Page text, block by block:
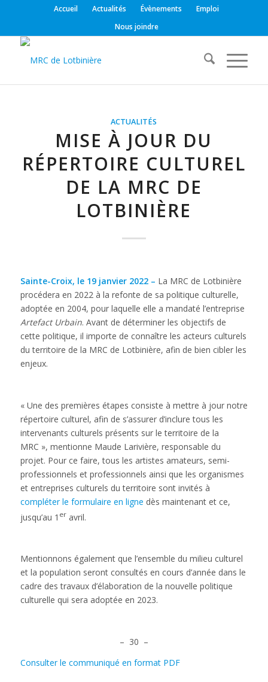
Accueil Actualités Évènements
Emploi
Nous joindre
ACTUALITÉS
MISE À JOUR DU
RÉPERTOIRE CULTUREL
DE LA MRC DE
LOTBINIÈRE
Sainte-Croix, le 19 janvier 2022 – La MRC de Lotbinière
procédera en 2022 à la refonte de sa politique culturelle,
adoptée en 2004, pour laquelle elle a mandaté l’entreprise
Artefact Urbain. Avant de déterminer les objectifs de
cette politique, il importe de connaître les acteurs culturels
du territoire de la MRC de Lotbinière, afin de bien cibler les
enjeux.
« Une des premières étapes consiste à mettre à jour notre
répertoire culturel, afin de s’assurer d’inclure tous les
intervenants culturels présents sur le territoire de la
MRC », mentionne Maude Larivière, responsable du
projet. Pour ce faire, tous les artistes amateurs, semi-
professionnels et professionnels ainsi que les organismes
et entreprises culturels du territoire sont invités à
compléter le formulaire en ligne dès maintenant et ce,
jusqu’au 1 eravril.
Mentionnons également que l’ensemble du milieu culturel
et la population seront consultés en cours d’année dans le
cadre des travaux d’élaboration de la nouvelle politique
culturelle qui sera adoptée en 2023.
– 30 –
Consulter le communiqué en format PDF